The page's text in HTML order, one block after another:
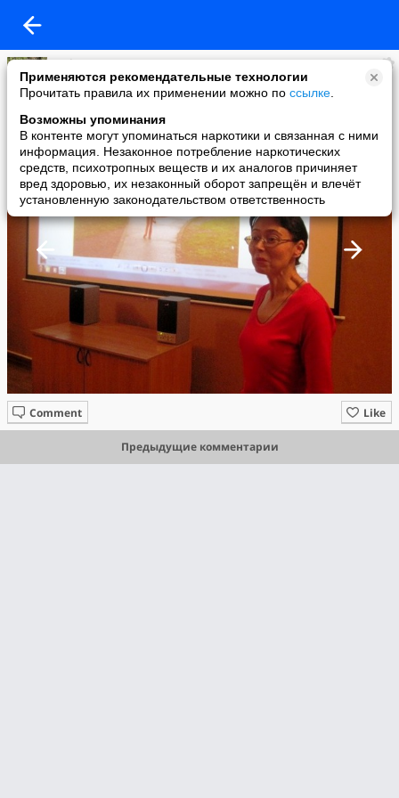
Применяются рекомендательные технологии
Прочитать правила их применении можно по ссылке
Возможны упоминания
В контенте могут упоминаться наркотики и связанная с ними
информация. Незаконное потребление наркотических
средств, психотропных веществ и их аналогов причиняет
вред здоровью, их незаконный оборот запрещён и влечёт
установленную законодательством ответственность
Svd -------
added a photo
17 Jun в 11:38
Like
Comment
Предыдущие комментарии